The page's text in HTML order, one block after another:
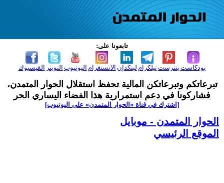
تابعونا على:
الفيسبوك التويتر اليوتيوب الانستغرام لينكدإن تيلكرامبنترست بودكاست
تبرعاتكم وتبرعاتكن المالية تحفظ استقلال الحوار المتمدن،
فشاركونا في دعم استمرارية هذا الفضاء اليساري الحر
[اشترك في قناة ‫«الحوار المتمدن» على اليوتيوب]
الحوار المتمدن - موبايل
الموقع الرئيسي